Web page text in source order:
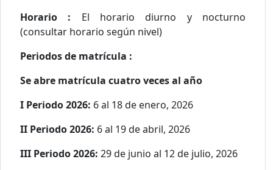
Horario : El horario diurno y nocturno
(consultar horario según nivel)
Periodos de matrícula :
Se abre matrícula cuatro veces al año
I Periodo 2026: 6 al 18 de enero, 2026
II Periodo 2026: 6 al 19 de abril, 2026
III Periodo 2026: 29 de junio al 12 de julio, 2026